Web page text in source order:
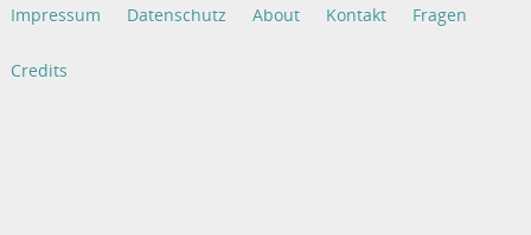
Impressum Datenschutz About Kontakt Fragen
Credits